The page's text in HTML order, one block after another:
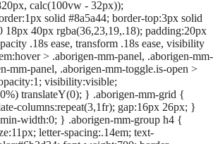
calc(100vw - 32px));
solid #8a5a44; border-top:3px solid
18px 40px rgba(36,23,19,.18); padding:20px
.18s ease, transform .18s ease, visibility
> .aborigen-mm-panel, .aborigen-mm-
mm-panel, .aborigen-mm-toggle.is-open >
visibility:visible;
translateY(0); } .aborigen-mm-grid {
columns:repeat(3,1fr); gap:16px 26px; }
width:0; } .aborigen-mm-group h4 {
letter-spacing:.14em; text-